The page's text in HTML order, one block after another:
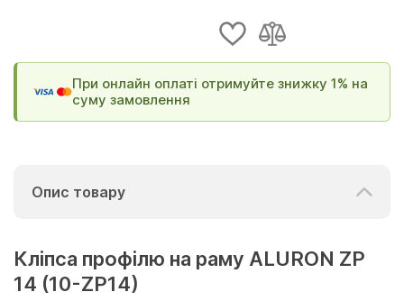
При онлайн оплаті отримуйте знижку 1% на
суму замовлення
Опис товару
Кліпса профілю на раму ALURON ZP
14 (10-ZP14)